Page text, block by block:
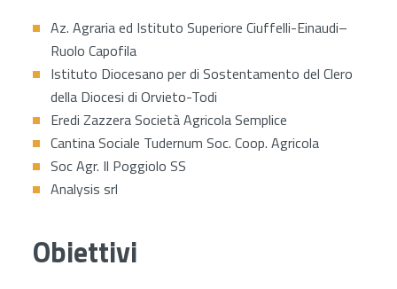
Az. Agraria ed Istituto Superiore Ciuffelli-Einaudi–
Ruolo Capofila
Istituto Diocesano per di Sostentamento del Clero
della Diocesi di Orvieto-Todi
Eredi Zazzera Società Agricola Semplice
Cantina Sociale Tudernum Soc. Coop. Agricola
Soc Agr. Il Poggiolo SS
Analysis srl
Obiettivi